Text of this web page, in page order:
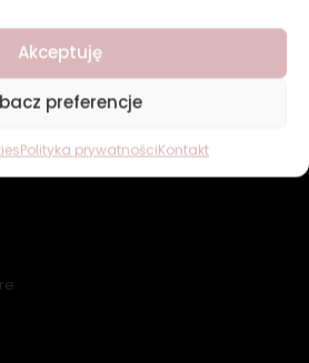
Akceptuję
preferencje
Polityka prywatnościKontakt